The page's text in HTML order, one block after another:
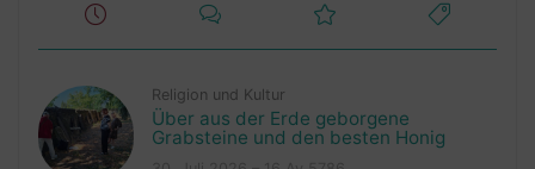
Religion und Kultur
Über aus der Erde geborgene
Grabsteine und den besten Honig